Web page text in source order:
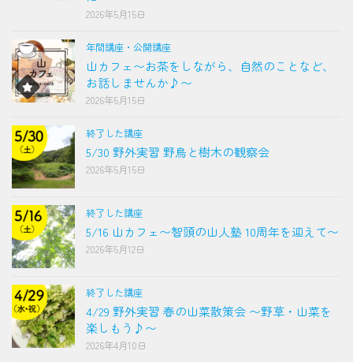
2026年5月15日
年間講座・公開講座
山カフェ〜お茶をしながら、自然のことなど、
お話しませんか♪〜
2026年5月15日
終了した講座
5/30 野外実習 野鳥と樹木の観察会
2026年5月15日
終了した講座
5/16 山カフェ〜智頭の山人塾 10周年を迎えて〜
2026年5月12日
終了した講座
4/29 野外実習 春の山菜散策会 〜野草・山菜を
楽しもう♪〜
2026年4月10日